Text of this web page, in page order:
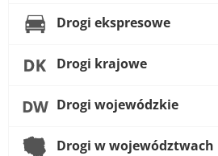
Drogi ekspresowe
Drogi krajowe
Drogi wojewódzkie
Drogi w województwach